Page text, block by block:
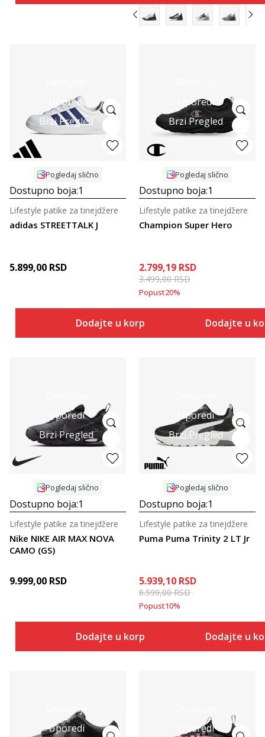
Uporedi
Brzi Pregled
Pogledaj slično
Dostupno boja:1
adidas STREETTALK J
Lifestyle patike za tinejdžere
5.899,00 RSD
Dodajte u korpu
Uporedi
Brzi Pregled
Pogledaj slično
Dostupno boja:1
Champion Super Hero
Lifestyle patike za tinejdžere
2.799,19 RSD
3.499,00RSD
Popust20%
Dodajte u
Uporedi
Brzi Pregled
Pogledaj slično
Dostupno boja:1
Nike NIKE AIR MAX NOVA
CAMO (GS)
Lifestyle patike za tinejdžere
9.999,00 RSD
Dodajte u korpu
Uporedi
Brzi Pregled
Pogledaj slično
Dostupno boja:1
Puma Puma Trinity 2 LT Jr
Lifestyle patike za tinejdžere
5.939,10 RSD
6.599,00RSD
Popust10%
Dodajte u
Detaljnije
Uporedi
Uporedi